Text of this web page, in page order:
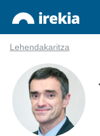
Lehendakaritza